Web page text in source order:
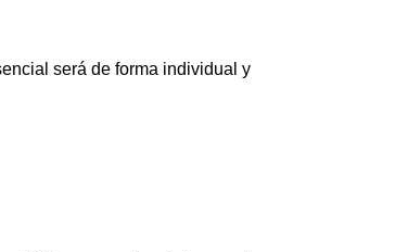
será de forma individual y